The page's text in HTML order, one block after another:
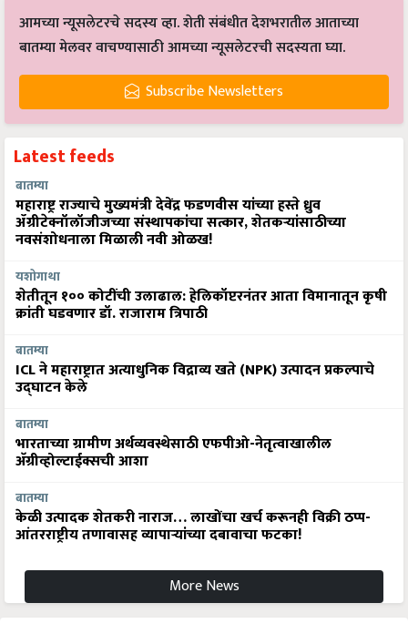
आमच्या न्यूसलेटरचे सदस्य व्हा. शेती संबंधीत देशभरातील आताच्या
बातम्या मेलवर वाचण्यासाठी आमच्या न्यूसलेटरची सदस्यता घ्या.
Subscribe Newsletters
Latest feeds
बातम्या
महाराष्ट्र राज्याचे मुख्यमंत्री देवेंद्र फडणवीस यांच्या हस्ते ध्रुव
ॲग्रीटेक्नॉलॉजीजच्या संस्थापकांचा सत्कार, शेतकऱ्यांसाठीच्या
नवसंशोधनाला मिळाली नवी ओळख!
यशोगाथा
शेतीतून १०० कोटींची उलाढाल: हेलिकॉप्टरनंतर आता विमानातून कृषी
क्रांती घडवणार डॉ. राजाराम त्रिपाठी
बातम्या
ICL ने महाराष्ट्रात अत्याधुनिक विद्राव्य खते (NPK) उत्पादन प्रकल्पाचे
उद्घाटन केले
बातम्या
भारताच्या ग्रामीण अर्थव्यवस्थेसाठी एफपीओ-नेतृत्वाखालील
अ‍ॅग्रीव्होल्टाईक्सची आशा
बातम्या
केळी उत्पादक शेतकरी नाराज… लाखोंचा खर्च करूनही विक्री ठप्प-
आंतरराष्ट्रीय तणावासह व्यापाऱ्यांच्या दबावाचा फटका!
More News